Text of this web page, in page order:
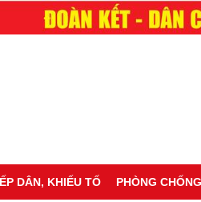
DÂN, KHIẾU TỐ PHÒNG